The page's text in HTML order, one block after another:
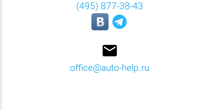
(495) 877-38-43
email
office@auto-help.ru